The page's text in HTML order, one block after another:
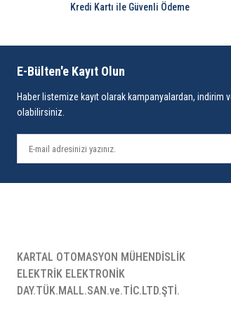
Kredi Kartı ile Güvenli Ödeme
E-Bülten'e Kayıt Olun
Haber listemize kayıt olarak kampanyalardan, indirim
olabilirsiniz.
KARTAL OTOMASYON MÜHENDİSLİK
ELEKTRİK ELEKTRONİK
DAY.TÜK.MALL.SAN.ve.TİC.LTD.ŞTİ.